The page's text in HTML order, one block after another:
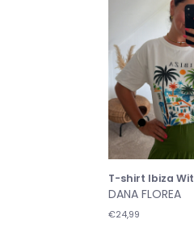
T-shirt Ibiza Wit
DANA FLOREA
€24,99